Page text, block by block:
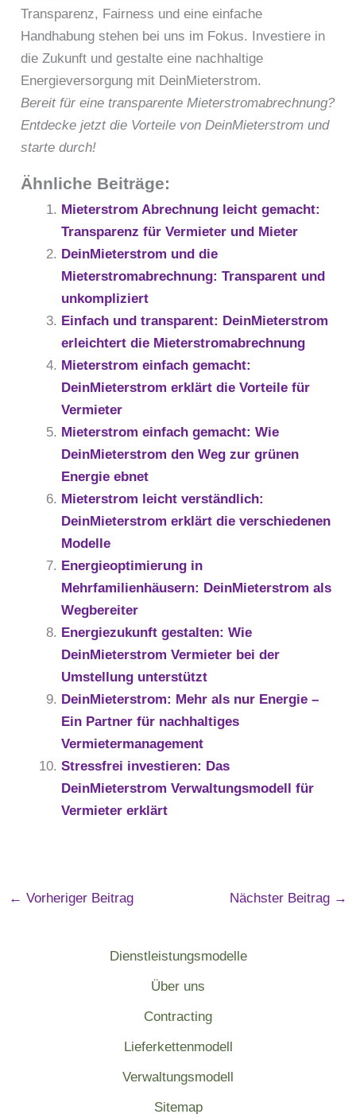
Transparenz, Fairness und eine einfache
Handhabung stehen bei uns im Fokus. Investiere in
die Zukunft und gestalte eine nachhaltige
Energieversorgung mit DeinMieterstrom.
Bereit für eine transparente Mieterstromabrechnung?
Entdecke jetzt die Vorteile von DeinMieterstrom und
starte durch!
Ähnliche Beiträge:
Mieterstrom Abrechnung leicht gemacht:
Transparenz für Vermieter und Mieter
DeinMieterstrom und die
Mieterstromabrechnung: Transparent und
unkompliziert
Einfach und transparent: DeinMieterstrom
erleichtert die Mieterstromabrechnung
Mieterstrom einfach gemacht:
DeinMieterstrom erklärt die Vorteile für
Vermieter
Mieterstrom einfach gemacht: Wie
DeinMieterstrom den Weg zur grünen
Energie ebnet
Mieterstrom leicht verständlich:
DeinMieterstrom erklärt die verschiedenen
Modelle
Energieoptimierung in
Mehrfamilienhäusern: DeinMieterstrom als
Wegbereiter
Energiezukunft gestalten: Wie
DeinMieterstrom Vermieter bei der
Umstellung unterstützt
DeinMieterstrom: Mehr als nur Energie –
Ein Partner für nachhaltiges
Vermietermanagement
Stressfrei investieren: Das
DeinMieterstrom Verwaltungsmodell für
Vermieter erklärt
← Vorheriger Beitrag Nächster Beitrag →
Dienstleistungsmodelle
Über uns
Contracting
Lieferkettenmodell
Verwaltungsmodell
Sitemap